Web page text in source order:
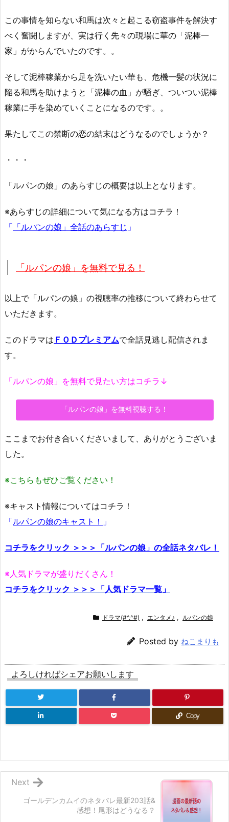
この事情を知らない和馬は次々と起こる窃盗事件を解決す
べく奮闘しますが、実は行く先々の現場に華の「泥棒一
家」がからんでいたのです。。
そして泥棒稼業から足を洗いたい華も、危機一髪の状況に
陥る和馬を助けようと「泥棒の血」が騒ぎ、ついつい泥棒
稼業に手を染めていくことになるのです。。
果たしてこの禁断の恋の結末はどうなるのでしょうか？
・・・
「ルパンの娘」のあらすじの概要は以上となります。
※あらすじの詳細について気になる方はコチラ！
「 「ルパンの娘」全話のあらすじ 」
「ルパンの娘」を無料で見る！
以上で「ルパンの娘」の視聴率の推移について終わらせて
いただきます。
このドラマは ＦＯＤプレミアムで全話見逃し配信されま
す。
「ルパンの娘」を無料で見たい方はコチラ↓
「ルパンの娘」を無料視聴する！
ここまでお付き合いくださいまして、ありがとうございま
した。
※こちらもぜひご覧ください！
※キャスト情報についてはコチラ！
「ルパンの娘のキャスト！ 」
コチラをクリック ＞＞＞「ルパンの娘」の全話ネタバレ！
※人気ドラマが盛りだくさん！
コチラをクリック ＞＞＞「人気ドラマ一覧」
ドラマ(#^.^#) , エンタメ♪ , ルパンの娘
Posted by ねこまりも
よろしければシェアお願いします
Copy
ゴールデンカムイのネタバレ最新203話&
感想！尾形はどうなる？
Next